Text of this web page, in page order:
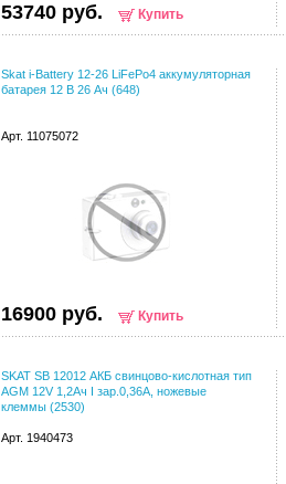
53740 руб. Купить
Skat i-Battery 12-26 LiFePo4 аккумуляторная
батарея 12 В 26 Ач (648)
Арт. 11075072
16900 руб. Купить
SKAT SB 12012 АКБ свинцово-кислотная тип
AGM 12V 1,2Ач I зар.0,36А, ножевые
клеммы (2530)
Арт. 1940473